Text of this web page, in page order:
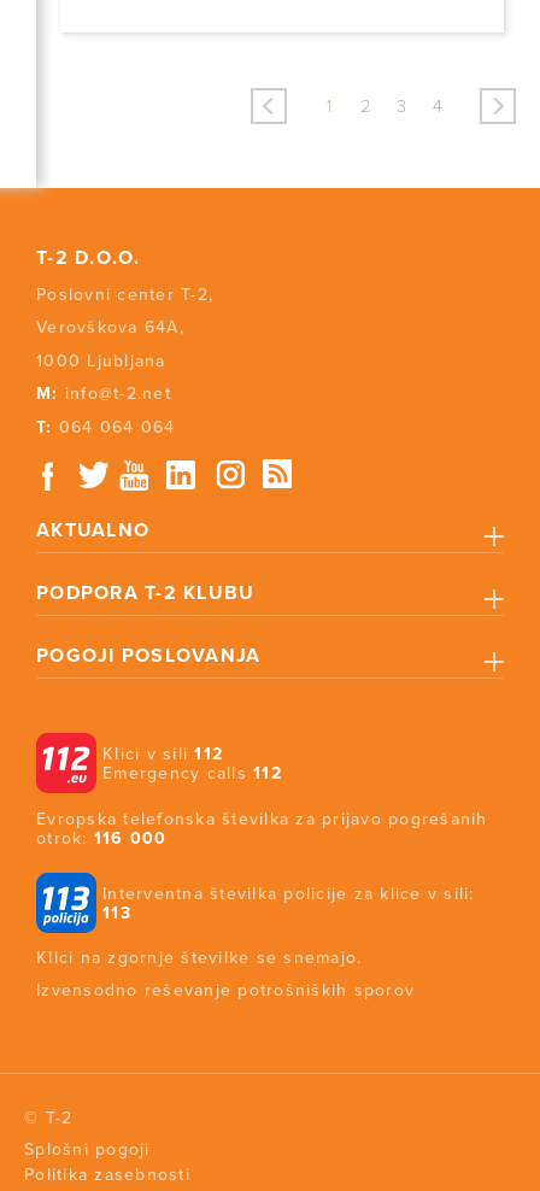
< 1 2 3 4 >
T-2 D.O.O.
Poslovni center T-2,
Verovškova 64A,
1000 Ljubljana
M: info@t-2.net
T: 064 064 064
AKTUALNO
PODPORA T-2 KLUBU
POGOJI POSLOVANJA
Klici v sili112
Emergency calls112
Evropska telefonska številka za prijavo pogrešanih
otrok: 116 000
Interventna številka policije za klice v sili:
113
Klici na zgornje številke se snemajo.
Izvensodno reševanje potrošniških sporov
© T-2
Splošni pogoji
Politika zasebnosti